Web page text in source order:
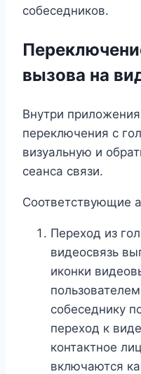
собеседников.
вызова на
Внутри
переключения с
визуальную и
сеанса связи.
Соответствующие
Переход из
видеосвязь
иконки
собеседнику
переход к
контактное
включаются